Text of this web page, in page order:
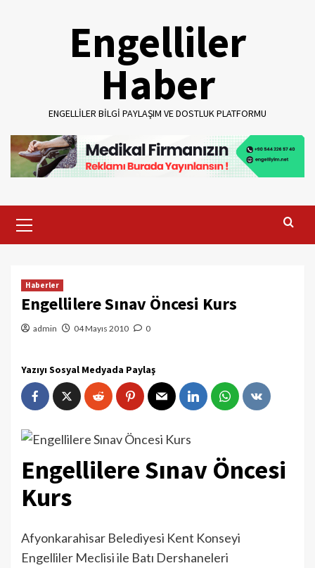
Engelliler
Haber
ENGELLILER BILGI PAYLAŞIM VE DOSTLUK PLATFORMU
Menu
Haberler
Engellilere Sınav Öncesi Kurs
admin 04 Mayıs 2010 0
Yazıyı Sosyal Medyada Paylaş
Engellilere Sınav Öncesi
Kurs
Afyonkarahisar Belediyesi Kent Konseyi
Engelliler Meclisi ile Batı Dershaneleri